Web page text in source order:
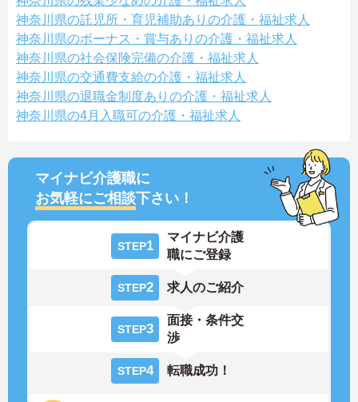
神奈川県の託児所・育児補助ありの介護・福祉求人
神奈川県のボーナス・賞与ありの介護・福祉求人
神奈川県の社会保険完備の介護・福祉求人
神奈川県の交通費支給の介護・福祉求人
神奈川県の退職金制度ありの介護・福祉求人
神奈川県の4月入職可の介護・福祉求人
マイナビ介護職に
お気軽にご相談下さい！
STEP1
マイナビ介護
職にご登録
STEP2 求人のご紹介
STEP3
面接・条件交
渉
STEP4 転職成功！